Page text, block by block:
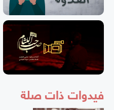
فيدوات ذات صلة